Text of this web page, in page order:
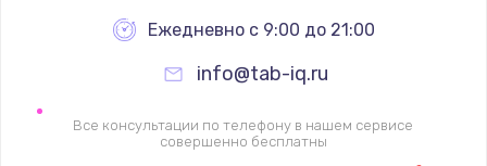
Заказать
Замена видеочипа
Заказать
Ежедневно с 9:00 до 21:00
info@tab-iq.ru
Все консультации по телефону в нашем сервисе
совершенно бесплатны